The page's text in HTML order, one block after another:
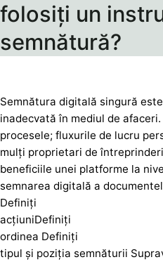
folosiți un
semnătură?
Semnătura digitală singură
inadecvată în mediul de
procesele; fluxurile de lucru
mulți proprietari de
beneficiile unei platforme la
semnarea digitală a
Definiți
acțiuniDefiniți
ordinea Definiți
tipul și poziția semnăturii